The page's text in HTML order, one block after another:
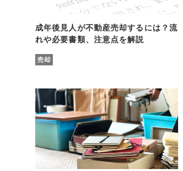
成年後見人が不動産売却するには？流
れや必要書類、注意点を解説
売却